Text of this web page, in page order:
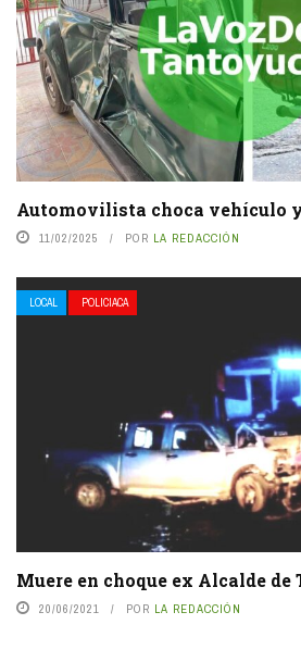
Automovilista choca vehículo
11/02/2025 POR LA REDACCIÓN
LOCAL POLICIACA
Muere en choque ex Alcalde
20/06/2021 POR LA REDACCIÓN